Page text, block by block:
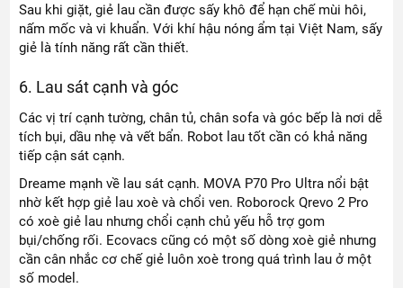
Sau khi giặt, giẻ lau cần được sấy khô để hạn chế mùi hôi,
nấm mốc và vi khuẩn. Với khí hậu nóng ẩm tại Việt Nam, sấy
giẻ là tính năng rất cần thiết.
6. Lau sát cạnh và góc
Các vị trí cạnh tường, chân tủ, chân sofa và góc bếp là nơi dễ
tích bụi, dầu nhẹ và vết bẩn. Robot lau tốt cần có khả năng
tiếp cận sát cạnh.
Dreame mạnh về lau sát cạnh. MOVA P70 Pro Ultra nổi bật
nhờ kết hợp giẻ lau xoè và chổi ven. Roborock Qrevo 2 Pro
có xoè giẻ lau nhưng chổi cạnh chủ yếu hỗ trợ gom
bụi/chống rối. Ecovacs cũng có một số dòng xoè giẻ nhưng
cần cân nhắc cơ chế giẻ luôn xoè trong quá trình lau ở một
số model.